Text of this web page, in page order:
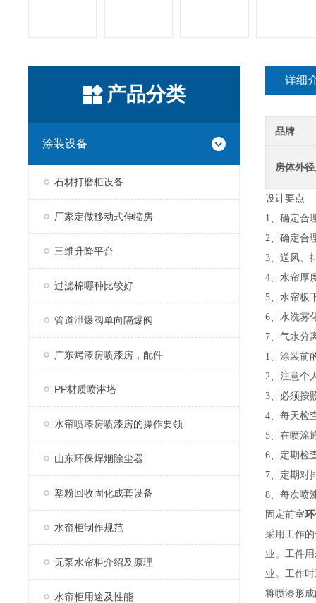
产品分类
涂装设备
石材打磨柜设备
厂家定做移动式伸缩房
三维升降平台
过滤棉哪种比较好
管道泄爆阀单向隔爆阀
广东烤漆房喷漆房，配件
PP材质喷淋塔
水帘喷漆房喷漆房的操作要领
山东环保焊烟除尘器
塑粉回收固化成套设备
水帘柜制作规范
无泵水帘柜介绍及原理
水帘柜用途及性能
详细
品牌
房体外
设计要点
1、确定合
2、确定合
3、送风、
4、水帘厚
5、水帘板
6、水洗雾
7、气水分
1、涂装前
2、注意个
3、必须按
4、每天检
5、在喷涂
6、定期检
7、定期对
8、每次喷
固定前室
采用工作
业。工件
业。工作
将喷漆形